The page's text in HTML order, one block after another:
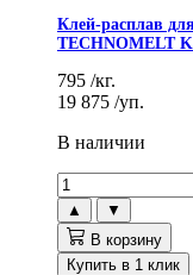
Клей-расплав
TECHNOMELT
795 /кг.
19 875 /уп.
В наличии
▲
▼
В корзину
Купить в 1 клик